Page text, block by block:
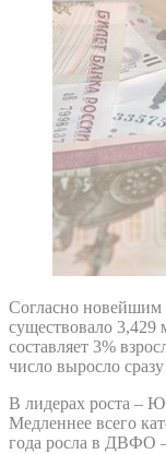
Согласно
существовало
составляет 3%
число выросло
В лидерах роста
Медленнее всего
года росла в ДВФО